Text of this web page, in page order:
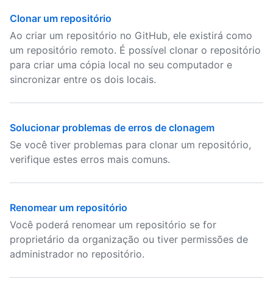
Clonar um repositório
Ao criar um repositório no GitHub, ele existirá como
um repositório remoto. É possível clonar o repositório
para criar uma cópia local no seu computador e
sincronizar entre os dois locais.
Solucionar problemas de erros de clonagem
Se você tiver problemas para clonar um repositório,
verifique estes erros mais comuns.
Renomear um repositório
Você poderá renomear um repositório se for
proprietário da organização ou tiver permissões de
administrador no repositório.